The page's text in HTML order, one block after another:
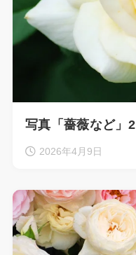
写真「薔薇など」2
2026年4月9日